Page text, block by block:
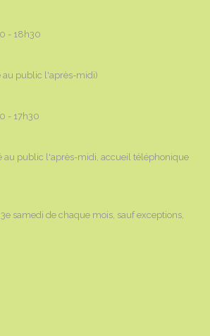
- 18h30
au public l'après-midi)
- 17h30
au public l'après-midi, accueil téléphonique
3e samedi de chaque mois, sauf exceptions,